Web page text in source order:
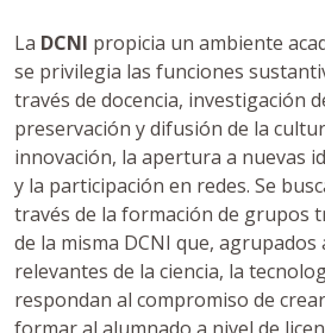
La DCNI propicia un ambiente
se privilegia las funciones
través de docencia, investigación
preservación y difusión de la
innovación, la apertura a nuevas
y la participación en redes. Se
través de la formación de grupos
de la misma DCNI que,
relevantes de la ciencia, la
respondan al compromiso de